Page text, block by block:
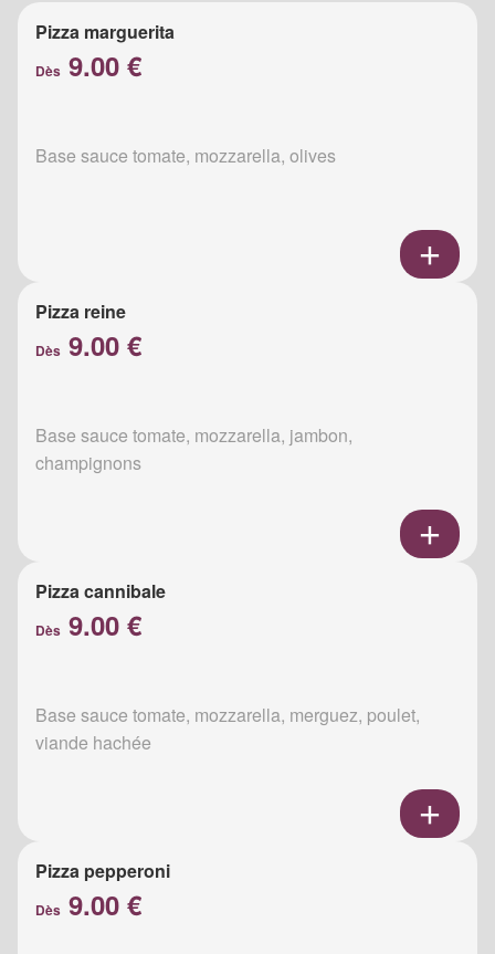
Pizza marguerita
Dès 9.00 €
Base sauce tomate, mozzarella, olives
Pizza reine
Dès 9.00 €
Base sauce tomate, mozzarella, jambon,
champignons
Pizza cannibale
Dès 9.00 €
Base sauce tomate, mozzarella, merguez, poulet,
viande hachée
Pizza pepperoni
Dès 9.00 €